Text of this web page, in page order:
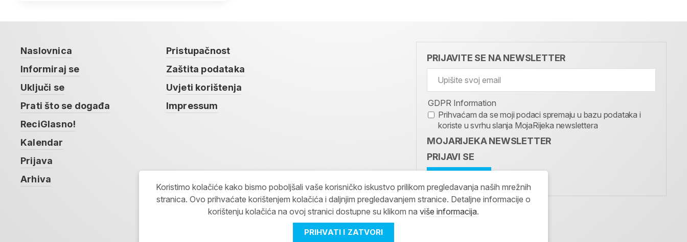
Naslovnica
Informiraj se
Uključi se
Prati što se događa
ReciGlasno!
Kalendar
Prijava
Arhiva
Pristupačnost
Zaštita podataka
Uvjeti korištenja
Impressum
PRIJAVITE SE NA NEWSLETTER
GDPR Information
Prihvaćam da se moji podaci spremaju u bazu podataka i
koriste u svrhu slanja MojaRijeka newslettera
MOJARIJEKA NEWSLETTER
PRIJAVI SE
Koristimo kolačiće kako bismo poboljšali vaše korisničko iskustvo prilikom pregledavanja naših mrežnih
stranica. Ovo prihvaćate korištenjem kolačića i daljnjim pregledavanjem stranice. Detaljne informacije o
korištenju kolačića na ovoj stranici dostupne su klikom na više informacija.
PRIHVATI I ZATVORI